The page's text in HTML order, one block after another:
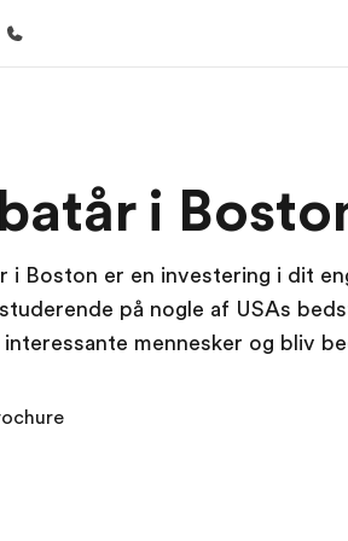
til EF Se alt hvad
i
i Boston er en investering i dit
på nogle af USAs
mennesker og bliv